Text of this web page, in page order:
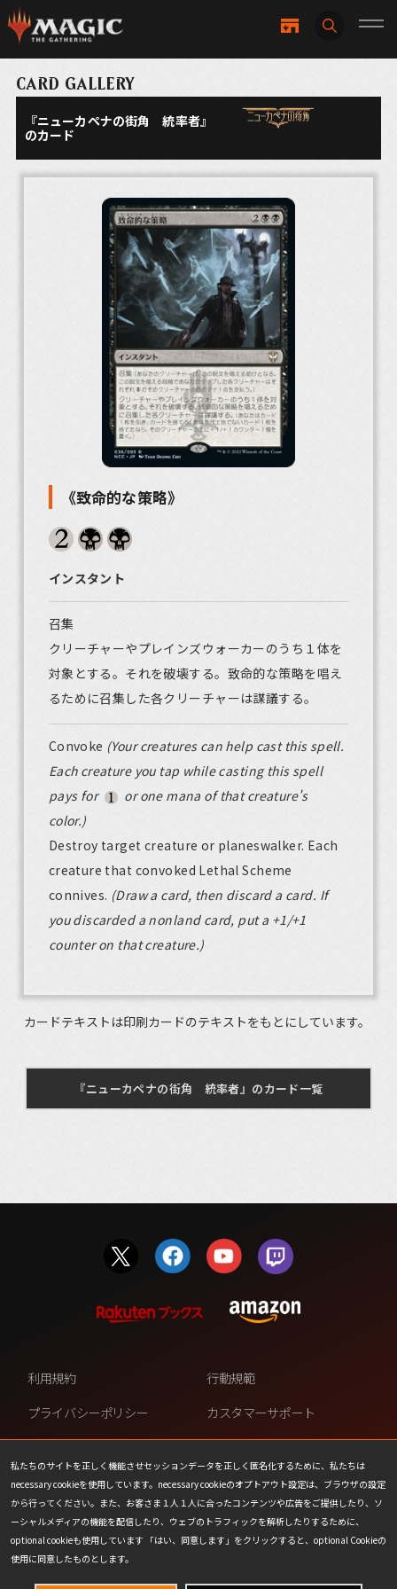
CARD GALLERY
『ニューカペナの街角 統率者』
のカード
《致命的な策略》
インスタント
召集
クリーチャーやプレインズウォーカーのうち１体を
対象とする。それを破壊する。致命的な策略を唱え
るために召集した各クリーチャーは謀議する。
Convoke (Your creatures can help cast this spell.
Each creature you tap while casting this spell
pays for
or one mana of that creature's
color.)
Destroy target creature or planeswalker. Each
creature that convoked Lethal Scheme
connives. (Draw a card, then discard a card. If
you discarded a nonland card, put a +1/+1
counter on that creature.)
カードテキストは印刷カードのテキストをもとにしています。
『ニューカペナの街角 統率者』のカード一覧
私たちのサイトを正しく機能させセッションデータを正しく匿名化するために、私たちは
necessary cookieを使用しています。necessary cookieのオプトアウト設定は、ブラウザの設定
から行ってください。また、お客さま１人１人に合ったコンテンツや広告をご提供したり、ソ
ーシャルメディアの機能を配信したり、ウェブのトラフィックを解析したりするために、
optional cookieも使用しています 「はい、同意します」をクリックすると、optional Cookieの
使用に同意したものとします。
利用規約
行動規範
プライバシーポリシー
カスタマーサポート
ファンコンテンツ・ポリシー
個人情報の販売や共有を許可し
ない
COOKIE
プレスリリース
会社情報
お問い合わせ